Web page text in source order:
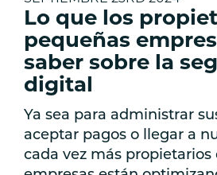
Lo que los
pequeñas
saber sobre la
digital
Ya sea para administrar
aceptar pagos o llegar a
cada vez más propietarios